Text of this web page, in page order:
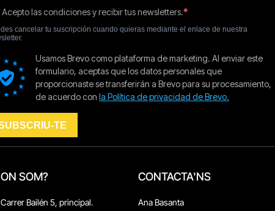
ON SOM?
Carrer Bailén 5, principal.
CONTACTA'NS
Ana Basanta